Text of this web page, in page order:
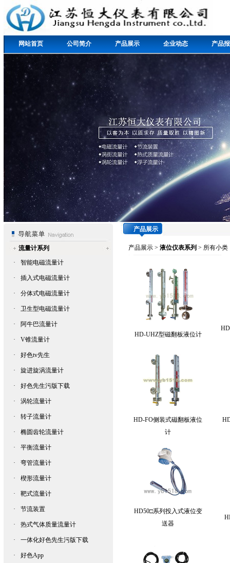
网站首页 公司简介 产品展示 企业动态 产品
流量计系列
·
智能电磁流量计
· 插入式电磁流量计
· 分体式电磁流量计
· 卫生型电磁流量计
· 阿牛巴流量计
· V锥流量计
· 好色tv先生
· 旋进旋涡流量计
· 好色先生污版下载
· 涡轮流量计
· 转子流量计
· 椭圆齿轮流量计
· 平衡流量计
· 弯管流量计
· 楔形流量计
· 靶式流量计
· 节流装置
· 热式气体质量流量计
· 一体化好色先生污版下载
· 好色App
产品展示
产品展示> 液位仪表系列 > 所有小类
HD-UHZ型磁翻板液位计
HD-FO侧装式磁翻板液位
计
HD50□系列投入式液位变
送器